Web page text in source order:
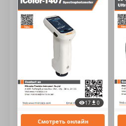
17 0
Смотреть онлайн